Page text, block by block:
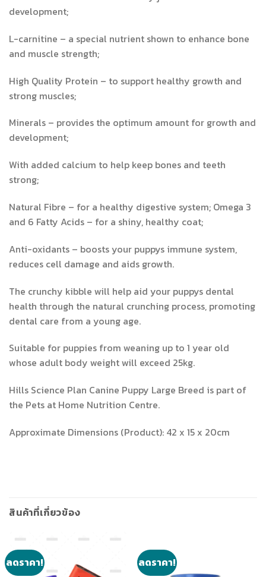
development;
L-carnitine – a special nutrient shown to enhance bone
and muscle strength;
High Quality Protein – to support healthy growth and
strong muscles;
Minerals – provides the optimum amount for growth and
development;
With added calcium to help keep bones and teeth
strong;
Natural Fibre – for a healthy digestive system; Omega 3
and 6 Fatty Acids – for a shiny, healthy coat;
Anti-oxidants – boosts your puppys immune system,
reduces cell damage and aids growth.
The crunchy kibble will help aid your puppys dental
health through the natural crunching process, promoting
dental care from a young age.
Suitable for puppies from weaning up to 1 year old
whose adult body weight will exceed 25kg.
Hills Science Plan Canine Puppy Large Breed is part of
the Pets at Home Nutrition Centre.
Approximate Dimensions (Product): 42 x 15 x 20cm
สินค้าที่เกี่ยวข้อง
ลดราคา! ลดราคา!